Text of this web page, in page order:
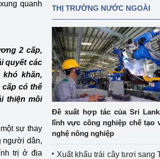
bị, dụng cụ điện
không có nguy
chữa chai chứa
kỹ thuật an toàn
trường
quanh
2 cấp,
quyết các
khăn,
có thể
thiện môi
sự thay
người dân,
trị ở địa
THỊ TRƯỜNG NƯỚC NGOÀI
Đề xuất hợp tác của Sri
lĩnh vực công nghiệp chế tạo
nghệ nông nghiệp
Xuất khẩu trái cây tươi sang